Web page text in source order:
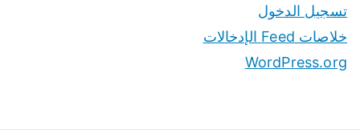
تسجيل الدخول
خلاصات Feed الإدخالات
WordPress.org